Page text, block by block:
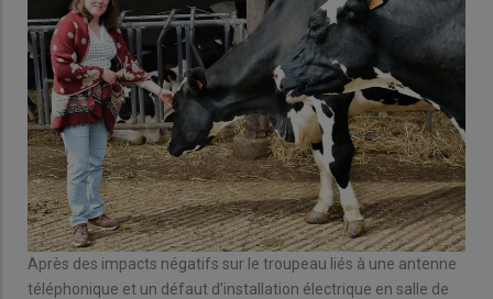
Après des impacts négatifs sur le troupeau liés à une antenne
téléphonique et un défaut d’installation électrique en salle de